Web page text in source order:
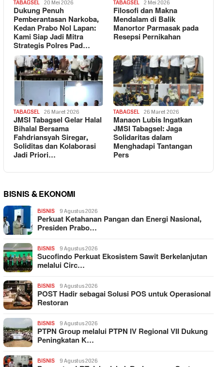
TABAGSEL 20 Mei 2026
Dukung Penuh
Pemberantasan Narkoba,
Kedan Prabo Nol Lapan:
Kami Siap Jadi Mitra
Strategis Polres Pad…
TABAGSEL 2 Mei 2026
Filosofi dan Makna
Mendalam di Balik
Manortor Parmasak pada
Resepsi Pernikahan
TABAGSEL 26 Maret 2026
JMSI Tabagsel Gelar Halal
Bihalal Bersama
Fahdriansyah Siregar,
Soliditas dan Kolaborasi
Jadi Priori…
TABAGSEL 26 Maret 2026
Manaon Lubis Ingatkan
JMSI Tabagsel: Jaga
Solidaritas dalam
Menghadapi Tantangan
Pers
BISNIS & EKONOMI
BISNIS 9 Agustus 2026
Perkuat Ketahanan Pangan dan Energi Nasional,
Presiden Prabo…
BISNIS 9 Agustus 2026
Sucofindo Perkuat Ekosistem Sawit Berkelanjutan
melalui Circ…
BISNIS 9 Agustus 2026
POST Hadir sebagai Solusi POS untuk Operasional
Restoran
BISNIS 9 Agustus 2026
PTPN Group melalui PTPN IV Regional VII Dukung
Peningkatan K…
BISNIS 9 Agustus 2026